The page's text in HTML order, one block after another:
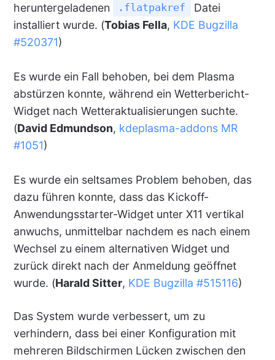
heruntergeladenen
.flatpakref
Datei
installiert wurde. (Tobias Fella, KDE Bugzilla
#520371)
Es wurde ein Fall behoben, bei dem Plasma
abstürzen konnte, während ein Wetterbericht-
Widget nach Wetteraktualisierungen suchte.
(David Edmundson, kdeplasma-addons MR
#1051)
Es wurde ein seltsames Problem behoben, das
dazu führen konnte, dass das Kickoff-
Anwendungsstarter-Widget unter X11 vertikal
anwuchs, unmittelbar nachdem es nach einem
Wechsel zu einem alternativen Widget und
zurück direkt nach der Anmeldung geöffnet
wurde. (Harald Sitter, KDE Bugzilla #515116)
Das System wurde verbessert, um zu
verhindern, dass bei einer Konfiguration mit
mehreren Bildschirmen Lücken zwischen den